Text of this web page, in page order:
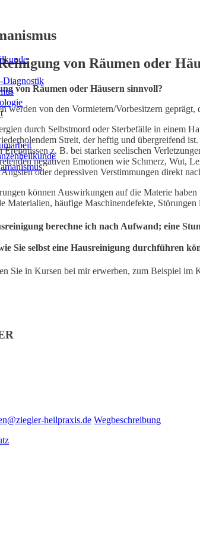
Diagnostik
von Räumen oder
von Räumen oder Häusern sinnvoll?
werden von den Vormietern/Vorbesitzern
durch Selbstmord oder Sterbefälle in einem
Streit, der heftig und übergreifend ist.
z. B. bei starken seelischen
negativen Emotionen wie Schmerz, Wut,
oder depressiven Verstimmungen direkt
können Auswirkungen auf die Materie
Materialien, häufige Maschinendefekte,
berechne ich nach Aufwand; eine
Sie selbst eine Hausreinigung durchführen
Sie in Kursen bei mir erwerben, zum Beispiel im
heilpraxis.de Wegbeschreibung